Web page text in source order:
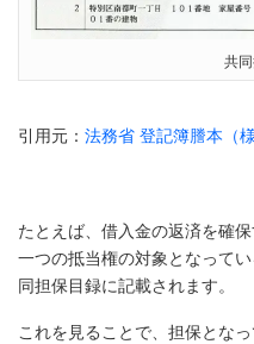
共
引用元： 法務省 登記簿謄本（
たとえば、借入金の返済を確
一つの抵当権の対象となって
同担保目録に記載されます。
これを見ることで、担保とな